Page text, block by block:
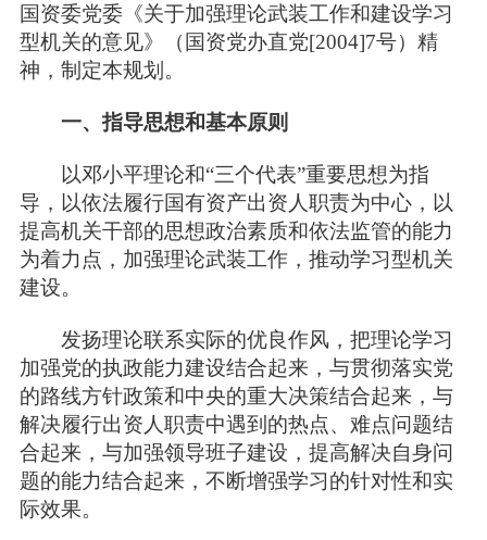
国资委党委《关于加强理论武装工作和建设学习
型机关的意见》（国资党办直党[2004]7号）精
神，制定本规划。
一、指导思想和基本原则
以邓小平理论和“三个代表”重要思想为指
导，以依法履行国有资产出资人职责为中心，以
提高机关干部的思想政治素质和依法监管的能力
为着力点，加强理论武装工作，推动学习型机关
建设。
发扬理论联系实际的优良作风，把理论学习
加强党的执政能力建设结合起来，与贯彻落实党
的路线方针政策和中央的重大决策结合起来，与
解决履行出资人职责中遇到的热点、难点问题结
合起来，与加强领导班子建设，提高解决自身问
题的能力结合起来，不断增强学习的针对性和实
际效果。